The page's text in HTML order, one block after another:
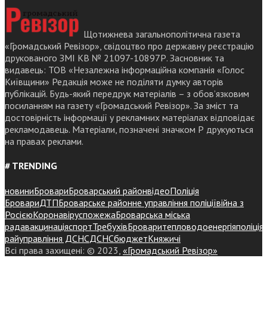
Щотижнева загальнополітична газета
«Громадський Ревізор», свідоцтво про державну реєстрацію
друкованого ЗМІ КВ № 21097-10897Р. Засновник та
видавець: ТОВ «Незалежна інформаційна компанія «Голос
Київщини» Редакція може не поділяти думку авторів
публікацій. Будь-який передрук матеріалів – з обов’язковим
посиланням на газету «Громадський Ревізор». За зміст та
достовірність інформації у рекламних матеріалах відповідає
рекламодавець. Матеріали, позначені значком Р друкуються
на правах реклами.
# TRENDING
новиниБровариБроварський районвідеоПоліція
БровариДТПБроварське районне управління поліціївійна з
РосієюКоронавіруспожежаБроварська міська
радавакцинаціяспортТребухівБроваритепловодоенергіяполіція
райуправління ДСНСДСНСбюджетКняжичі
Всі права захищені: © 2023, «Громадський Ревізор»